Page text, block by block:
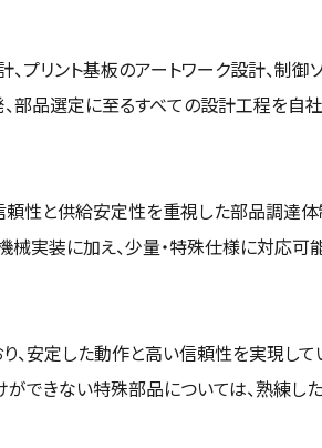
プリント基板のアートワーク設計、制
、部品選定に至るすべての設計工程を
性と供給安定性を重視した部品調達
械実装に加え、少量・特殊仕様に対応
、安定した動作と高い信頼性を実現し
ができない特殊部品については、熟練